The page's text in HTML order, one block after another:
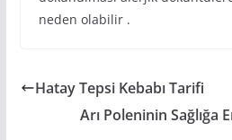
neden olabilir .
Hatay Tepsi Kebabı Tarifi
Arı Poleninin Sağlığa